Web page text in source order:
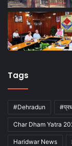
Tags
#Dehradun
Char Dham Yatra
Haridwar News